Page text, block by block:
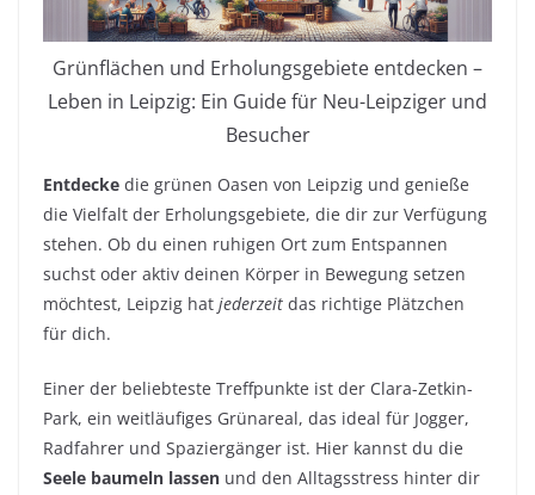
Grünflächen und Erholungsgebiete entdecken –
Leben in Leipzig: Ein Guide für Neu-Leipziger und
Besucher
Entdecke die grünen Oasen von Leipzig und genieße
die Vielfalt der Erholungsgebiete, die dir zur Verfügung
stehen. Ob du einen ruhigen Ort zum Entspannen
suchst oder aktiv deinen Körper in Bewegung setzen
möchtest, Leipzig hat jederzeit das richtige Plätzchen
für dich.
Einer der beliebteste Treffpunkte ist der Clara-Zetkin-
Park, ein weitläufiges Grünareal, das ideal für Jogger,
Radfahrer und Spaziergänger ist. Hier kannst du die
Seele baumeln lassen und den Alltagsstress hinter dir